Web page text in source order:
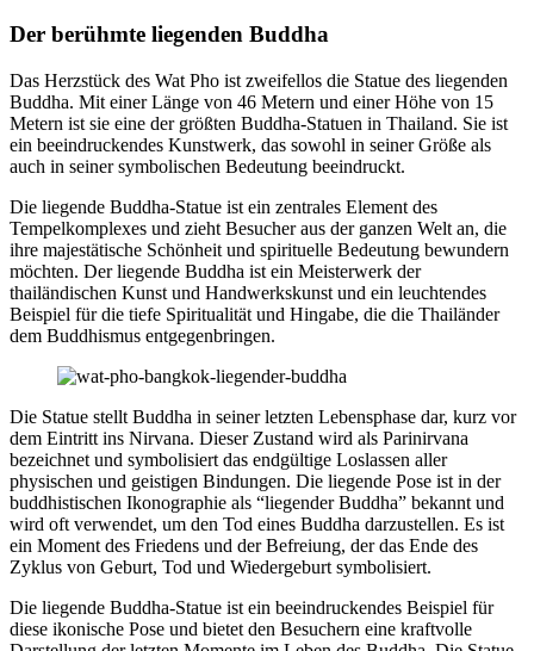
Der berühmte liegenden Buddha
Das Herzstück des Wat Pho ist zweifellos die Statue des liegenden
Buddha. Mit einer Länge von 46 Metern und einer Höhe von 15
Metern ist sie eine der größten Buddha-Statuen in Thailand. Sie ist
ein beeindruckendes Kunstwerk, das sowohl in seiner Größe als
auch in seiner symbolischen Bedeutung beeindruckt.
Die liegende Buddha-Statue ist ein zentrales Element des
Tempelkomplexes und zieht Besucher aus der ganzen Welt an, die
ihre majestätische Schönheit und spirituelle Bedeutung bewundern
möchten. Der liegende Buddha ist ein Meisterwerk der
thailändischen Kunst und Handwerkskunst und ein leuchtendes
Beispiel für die tiefe Spiritualität und Hingabe, die die Thailänder
dem Buddhismus entgegenbringen.
Die Statue stellt Buddha in seiner letzten Lebensphase dar, kurz vor
dem Eintritt ins Nirvana. Dieser Zustand wird als Parinirvana
bezeichnet und symbolisiert das endgültige Loslassen aller
physischen und geistigen Bindungen. Die liegende Pose ist in der
buddhistischen Ikonographie als “liegender Buddha” bekannt und
wird oft verwendet, um den Tod eines Buddha darzustellen. Es ist
ein Moment des Friedens und der Befreiung, der das Ende des
Zyklus von Geburt, Tod und Wiedergeburt symbolisiert.
Die liegende Buddha-Statue ist ein beeindruckendes Beispiel für
diese ikonische Pose und bietet den Besuchern eine kraftvolle